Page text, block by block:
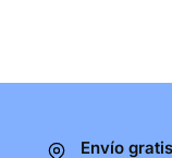
Envío gratis